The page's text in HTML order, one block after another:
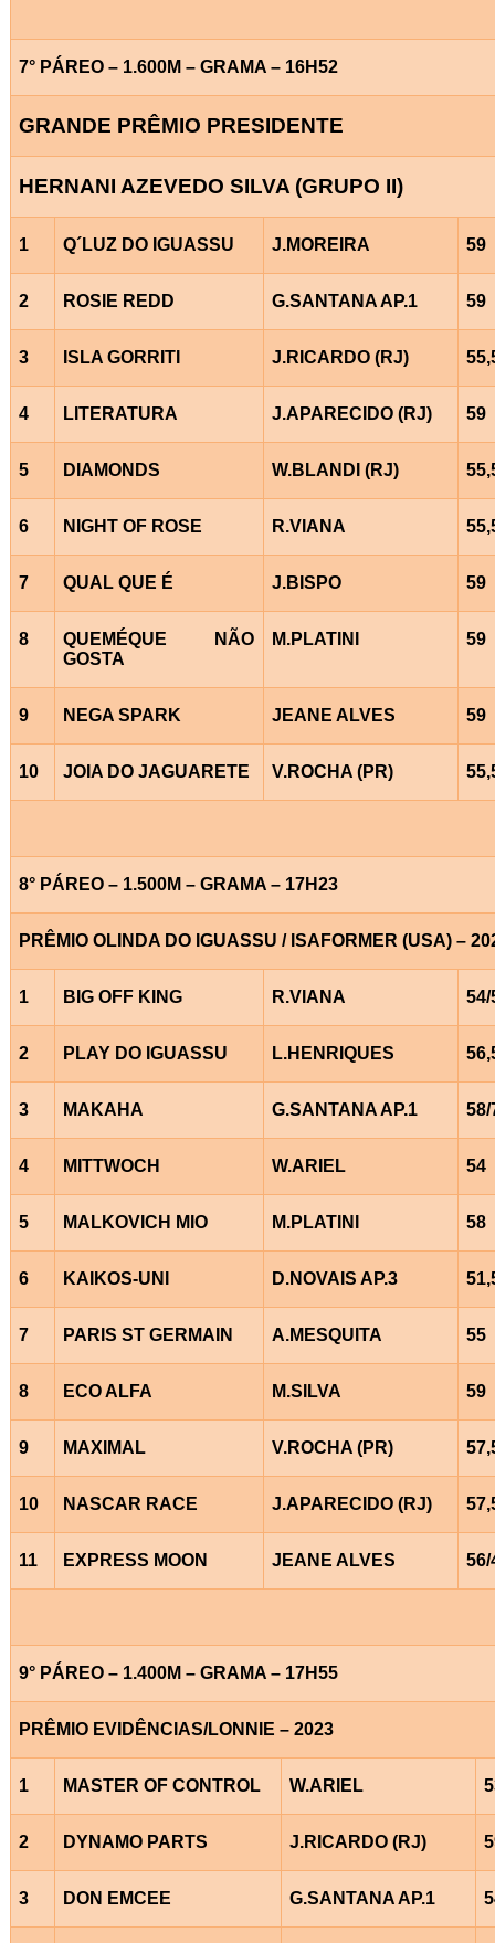
7° PÁREO – 1.600M – GRAMA – 16H52
GRANDE PRÊMIO PRESIDENTE
HERNANI AZEVEDO SILVA (GRUPO II)
1 Q´LUZ DO IGUASSU J.MOREIRA 59
2 ROSIE REDD G.SANTANA AP.1 59
3 ISLA GORRITI J.RICARDO (RJ)
4 LITERATURA J.APARECIDO (RJ) 59
5 DIAMONDS W.BLANDI (RJ)
6 NIGHT OF ROSE R.VIANA
7 QUAL QUE É J.BISPO 59
8
QUEMÉQUE NÃO
GOSTA
M.PLATINI 59
9 NEGA SPARK JEANE ALVES 59
10 JOIA DO JAGUARETE V.ROCHA (PR)
8° PÁREO – 1.500M – GRAMA – 17H23
PRÊMIO OLINDA DO IGUASSU / ISAFORMER (USA) –
1 BIG OFF KING R.VIANA 54/
2 PLAY DO IGUASSU L.HENRIQUES
3 MAKAHA G.SANTANA AP.1 58/
4 MITTWOCH W.ARIEL 54
5 MALKOVICH MIO M.PLATINI 58
6 KAIKOS-UNI D.NOVAIS AP.3
7 PARIS ST GERMAIN A.MESQUITA 55
8 ECO ALFA M.SILVA 59
9 MAXIMAL V.ROCHA (PR)
10 NASCAR RACE J.APARECIDO (RJ)
11 EXPRESS MOON JEANE ALVES 56/
9° PÁREO – 1.400M – GRAMA – 17H55
PRÊMIO EVIDÊNCIAS/LONNIE – 2023
1 MASTER OF CONTROL W.ARIEL
2 DYNAMO PARTS J.RICARDO (RJ)
3 DON EMCEE G.SANTANA AP.1